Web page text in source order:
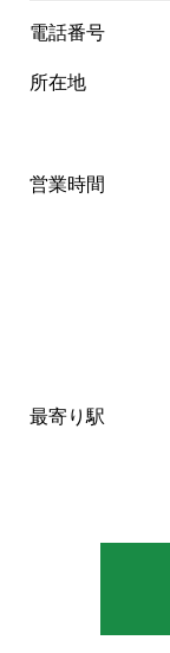
電話番号
所在地
営業時間
最寄り駅